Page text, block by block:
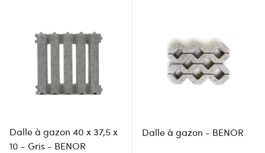
Dalle à gazon 40 x 37,5 x
10 - Gris - BENOR
Dalle à gazon - BENOR